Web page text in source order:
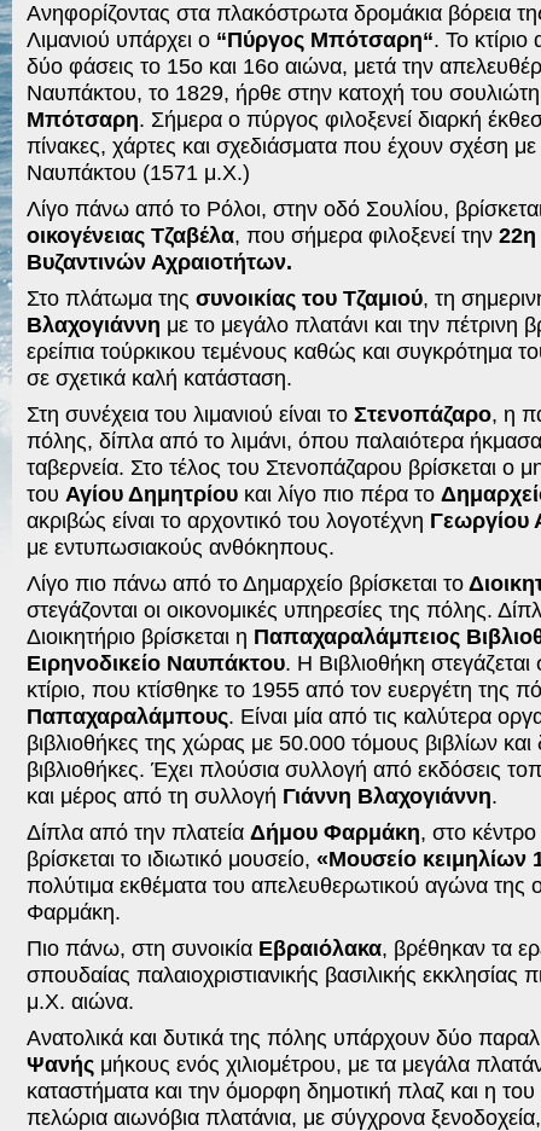
Ανηφορίζοντας στα πλακόστρωτα δρομάκια βόρεια
Λιμανιού υπάρχει ο “Πύργος Μπότσαρη“. Το κτίριο
δύο φάσεις το 15ο και 16ο αιώνα, μετά την
Ναυπάκτου, το 1829, ήρθε στην κατοχή του
Μπότσαρη. Σήμερα ο πύργος φιλοξενεί διαρκή
πίνακες, χάρτες και σχεδιάσματα που έχουν σχέση
Ναυπάκτου (1571 μ.Χ.)
Λίγο πάνω από το Ρόλοι, στην οδό Σουλίου,
οικογένειας Τζαβέλα, που σήμερα φιλοξενεί την 22η
Βυζαντινών Αχραιοτήτων.
Στο πλάτωμα της συνοικίας του Τζαμιού, τη
Βλαχογιάννη με το μεγάλο πλατάνι και την πέτρινη
ερείπια τούρκικου τεμένους καθώς και συγκρότημα
σε σχετικά καλή κατάσταση.
Στη συνέχεια του λιμανιού είναι το Στενοπάζαρο, η
πόλης, δίπλα από το λιμάνι, όπου παλαιότερα
ταβερνεία. Στο τέλος του Στενοπάζαρου βρίσκεται ο
του Αγίου Δημητρίου και λίγο πιο πέρα το
ακριβώς είναι το αρχοντικό του λογοτέχνη Γεωργίου
με εντυπωσιακούς ανθόκηπους.
Λίγο πιο πάνω από το Δημαρχείο βρίσκεται το
στεγάζονται οι οικονομικές υπηρεσίες της πόλης.
Διοικητήριο βρίσκεται η Παπαχαραλάμπειος
Ειρηνοδικείο Ναυπάκτου. Η Βιβλιοθήκη στεγάζεται
κτίριο, που κτίσθηκε το 1955 από τον ευεργέτη της
Παπαχαραλάμπους. Είναι μία από τις καλύτερα
βιβλιοθήκες της χώρας με 50.000 τόμους βιβλίων και
βιβλιοθήκες. Έχει πλούσια συλλογή από εκδόσεις
και μέρος από τη συλλογή Γιάννη Βλαχογιάννη.
Δίπλα από την πλατεία Δήμου Φαρμάκη, στο
βρίσκεται το ιδιωτικό μουσείο, «Μουσείο
πολύτιμα εκθέματα του απελευθερωτικού αγώνα της
Φαρμάκη.
Πιο πάνω, στη συνοικία Εβραιόλακα, βρέθηκαν τα
σπουδαίας παλαιοχριστιανικής βασιλικής εκκλησίας
μ.Χ. αιώνα.
Ανατολικά και δυτικά της πόλης υπάρχουν δύο
Ψανής μήκους ενός χιλιομέτρου, με τα μεγάλα
καταστήματα και την όμορφη δημοτική πλαζ και η του
πελώρια αιωνόβια πλατάνια, με σύγχρονα